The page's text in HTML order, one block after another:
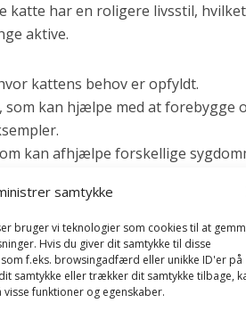
samtykke
bruger vi teknologier som cookies til at
Hvis du giver dit samtykke til disse
f.eks. browsingadfærd eller unikke ID'er på
samtykke eller trækker dit samtykke tilbage,
funktioner og egenskaber.
har en roligere livsstil, hvilket
aktive.
kattens behov er opfyldt.
som kan hjælpe med at forebygge
kan afhjælpe forskellige
er da kødædere, er de ikke?
er opfyldt, vil kulhydrater fra